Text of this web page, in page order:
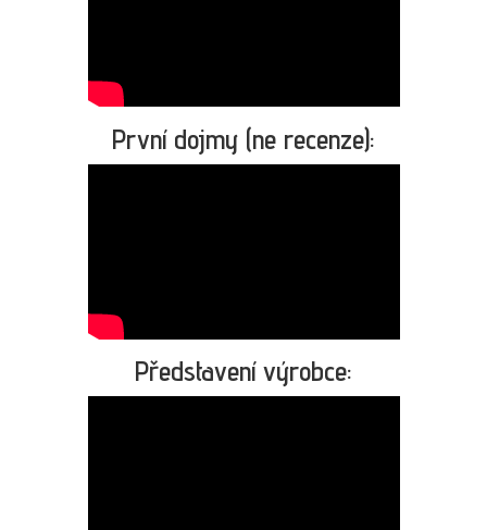
První dojmy (ne recenze):
Představení výrobce: